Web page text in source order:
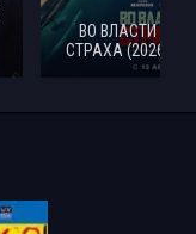
ВО ВЛАСТИ
СТРАХА (2026)